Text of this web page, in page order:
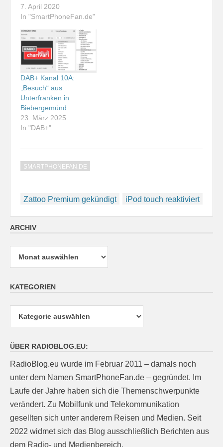
7. April 2020
In "SmartPhoneFan.de"
DAB+ Kanal 10A:
„Besuch“ aus
Unterfranken in
Biebergemünd
23. März 2025
In "DAB+"
SMARTPHONEFAN.DE
Beitragsnavigation
Zattoo Premium gekündigt iPod touch reaktiviert
ARCHIV
Archiv
KATEGORIEN
Kategorien
ÜBER RADIOBLOG.EU:
RadioBlog.eu wurde im Februar 2011 – damals noch
unter dem Namen SmartPhoneFan.de – gegründet. Im
Laufe der Jahre haben sich die Themenschwerpunkte
verändert. Zu Mobilfunk und Telekommunikation
gesellten sich unter anderem Reisen und Medien. Seit
2022 widmet sich das Blog ausschließlich Berichten aus
dem Radio- und Medienbereich.